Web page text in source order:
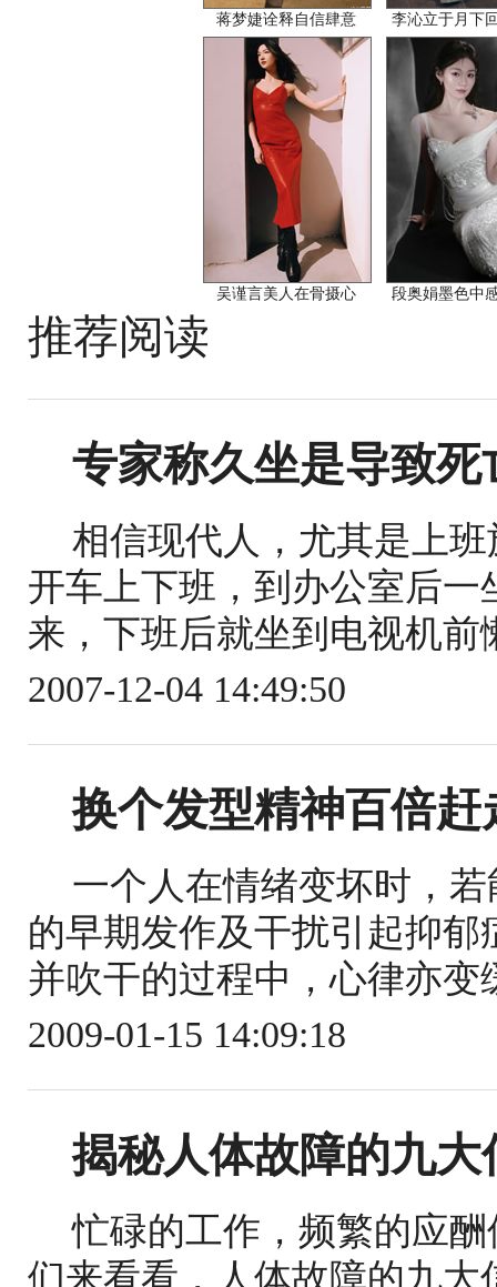
蒋梦婕诠释自信肆意 李沁立于月下
吴谨言美人在骨摄心 段奥娟墨色中
推荐阅读
专家称久坐是导致
相信现代人，尤其是上
开车上下班，到办公室后
来，下班后就坐到电视机
2007-12-04 14:49:50
换个发型精神百倍
一个人在情绪变坏时，
的早期发作及干扰引起抑
并吹干的过程中，心律亦
2009-01-15 14:09:18
揭秘人体故障的九大
忙碌的工作，频繁的应
们来看看，人体故障的九